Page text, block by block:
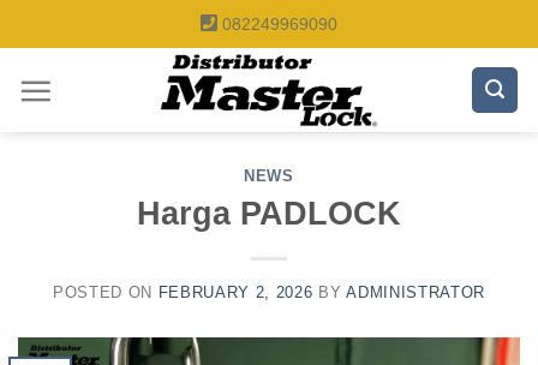
to
content
082249969090
NEWS
Harga PADLOCK
POSTED ON FEBRUARY 2, 2026 BYADMINISTRATOR